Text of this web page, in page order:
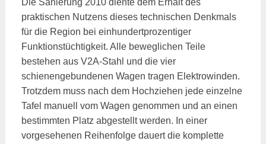
Die Sanierung 2010 diente dem Erhalt des
praktischen Nutzens dieses technischen Denkmals
für die Region bei einhundertprozentiger
Funktionstüchtigkeit. Alle beweglichen Teile
bestehen aus V2A-Stahl und die vier
schienengebundenen Wagen tragen Elektrowinden.
Trotzdem muss nach dem Hochziehen jede einzelne
Tafel manuell vom Wagen genommen und an einen
bestimmten Platz abgestellt werden. In einer
vorgesehenen Reihenfolge dauert die komplette